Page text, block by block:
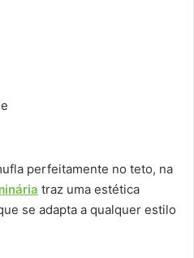
perfeitamente no teto, na
traz uma estética
se adapta a qualquer estilo